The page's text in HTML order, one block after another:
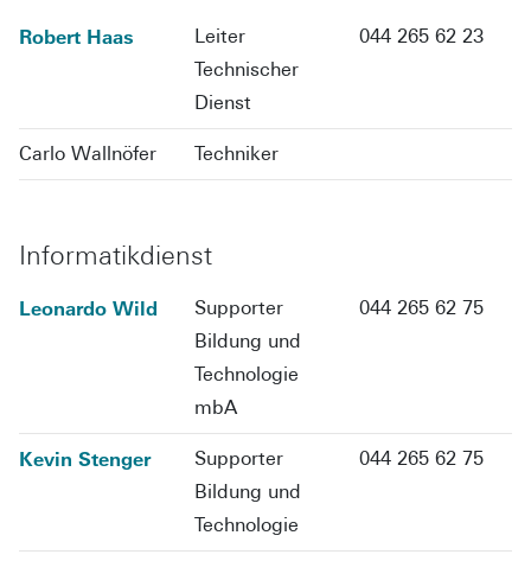
Robert Haas
Leiter
Technischer
Dienst
044 265 62 23
Carlo Wallnöfer Techniker
Informatikdienst
Leonardo Wild
Supporter
Bildung und
Technologie
mbA
044 265 62 75
Kevin Stenger
Supporter
Bildung und
Technologie
044 265 62 75